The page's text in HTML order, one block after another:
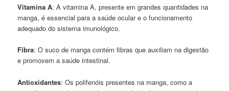
Vitamina A: A vitamina A, presente em grandes quantidades na
manga, é essencial para a saúde ocular e o funcionamento
adequado do sistema imunológico.
Fibra: O suco de manga contém fibras que auxiliam na digestão
e promovem a saúde intestinal.
Antioxidantes: Os polifenóis presentes na manga, como a